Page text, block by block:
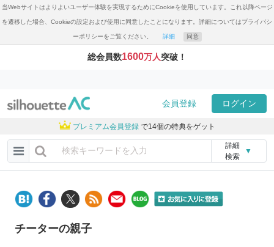
当Webサイトはよりよいユーザー体験を実現するためにCookieを使用しています。これ以降ページ
を遷移した場合、Cookieの設定および使用に同意したことになります。詳細についてはプライバシ
ーポリシーをご覧ください。 詳細 同意
総会員数1600万人突破！
会員登録 ログイン
プレミアム会員登録 で14個の特典をゲット
詳細
検索
▼
チーターの親子